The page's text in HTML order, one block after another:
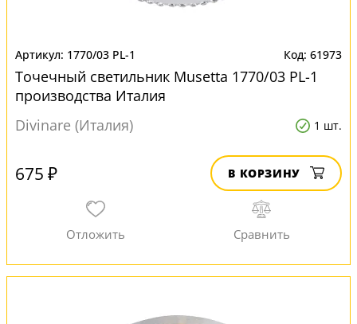
1770/03 PL-1 61973
Точечный светильник Musetta 1770/03 PL-1
производства Италия
Divinare (Италия)
1 шт.
675 ₽ В КОРЗИНУ